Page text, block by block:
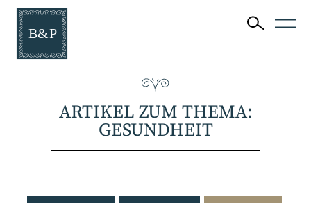
ARTIKEL ZUM THEMA:
GESUNDHEIT